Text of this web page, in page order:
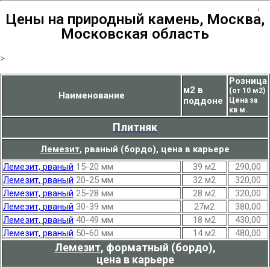
,
Цены на природный камень, Москва,
Московская область
>
Наименование
м2 в
поддоне
Розница
(от 10 м2)
Цена за
кв м.
Плитняк
Лемезит, рваный (бордо), цена в карьере
Лемезит, рваный 15-20 мм 39 м2
290,00
Лемезит, рваный 20-25 мм 32 м2
320,00
Лемезит, рваный 25-28 мм 28 м2
320,00
Лемезит, рваный 30-39 мм 27м2
380,00
Лемезит, рваный 40-49 мм 18 м2
430,00
Лемезит, рваный 50-60 мм 14 м2 480,00
Лемезит, форматный (бордо),
цена в карьере